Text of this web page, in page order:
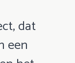
dat
een